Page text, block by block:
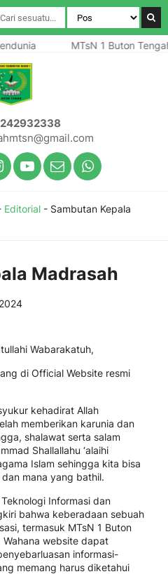
MTsN 1 Buton
Editorial- Sambutan Kepala
Madrasah
Wabarakatuh,
di Official Website resmi
kehadirat Allah
memberikan karunia dan
shalawat serta salam
Shallallahu ‘alaihi
Islam sehingga kita bisa
mana yang bathil.
Informasi dan
bahwa keberadaan sebuah
termasuk MTsN 1 Buton
website dapat
informasi-
memang harus diketahui